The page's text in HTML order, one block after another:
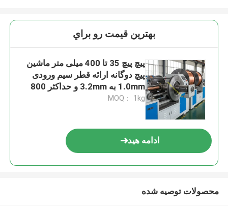
بهترين قيمت رو براي
پیچ پیچ 35 تا 400 میلی متر ماشین
پیچ دوگانه ارائه قطر سیم ورودی
1.0mm به 3.2mm و حداکثر 800
Rpm سرعت چرخش کمان
MOQ： 1kg
ادامه هید
محصولات توصیه شده